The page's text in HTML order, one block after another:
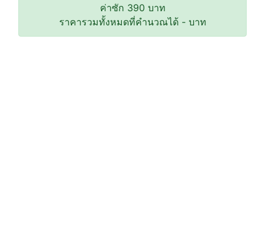
ค่าซัก 390 บาท
ราคารวมทั้งหมดที่คำนวณได้ -บาท